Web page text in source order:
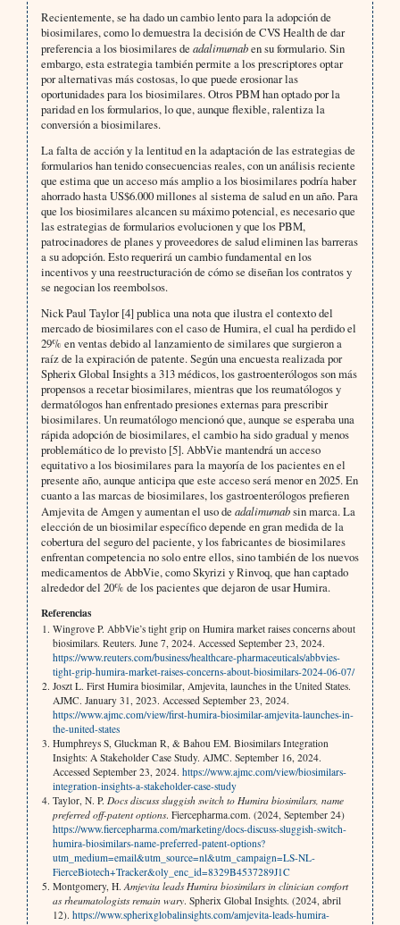
Recientemente, se ha dado un cambio lento para la adopción de
biosimilares, como lo demuestra la decisión de CVS Health de dar
preferencia a los biosimilares de adalimumaben su formulario. Sin
embargo, esta estrategia también permite a los prescriptores optar
por alternativas más costosas, lo que puede erosionar las
oportunidades para los biosimilares. Otros PBM han optado por la
paridad en los formularios, lo que, aunque flexible, ralentiza la
conversión a biosimilares.
La falta de acción y la lentitud en la adaptación de las estrategias de
formularios han tenido consecuencias reales, con un análisis reciente
que estima que un acceso más amplio a los biosimilares podría haber
ahorrado hasta US$6.000 millones al sistema de salud en un año. Para
que los biosimilares alcancen su máximo potencial, es necesario que
las estrategias de formularios evolucionen y que los PBM,
patrocinadores de planes y proveedores de salud eliminen las barreras
a su adopción. Esto requerirá un cambio fundamental en los
incentivos y una reestructuración de cómo se diseñan los contratos y
se negocian los reembolsos.
Nick Paul Taylor [4] publica una nota que ilustra el contexto del
mercado de biosimilares con el caso de Humira, el cual ha perdido el
29% en ventas debido al lanzamiento de similares que surgieron a
raíz de la expiración de patente. Según una encuesta realizada por
Spherix Global Insights a 313 médicos, los gastroenterólogos son más
propensos a recetar biosimilares, mientras que los reumatólogos y
dermatólogos han enfrentado presiones externas para prescribir
biosimilares. Un reumatólogo mencionó que, aunque se esperaba una
rápida adopción de biosimilares, el cambio ha sido gradual y menos
problemático de lo previsto [5]. AbbVie mantendrá un acceso
equitativo a los biosimilares para la mayoría de los pacientes en el
presente año, aunque anticipa que este acceso será menor en 2025. En
cuanto a las marcas de biosimilares, los gastroenterólogos prefieren
Amjevita de Amgen y aumentan el uso de adalimumabsin marca. La
elección de un biosimilar específico depende en gran medida de la
cobertura del seguro del paciente, y los fabricantes de biosimilares
enfrentan competencia no solo entre ellos, sino también de los nuevos
medicamentos de AbbVie, como Skyrizi y Rinvoq, que han captado
alrededor del 20% de los pacientes que dejaron de usar Humira.
Referencias
Wingrove P. AbbVie’s tight grip on Humira market raises concerns about
biosimilars. Reuters. June 7, 2024. Accessed September 23, 2024.
https://www.reuters.com/business/healthcare-pharmaceuticals/abbvies-
tight-grip-humira-market-raises-concerns-about-biosimilars-2024-06-07/
Joszt L. First Humira biosimilar, Amjevita, launches in the United States.
AJMC. January 31, 2023. Accessed September 23, 2024.
https://www.ajmc.com/view/first-humira-biosimilar-amjevita-launches-in-
the-united-states
Humphreys S, Gluckman R, & Bahou EM. Biosimilars Integration
Insights: A Stakeholder Case Study. AJMC. September 16, 2024.
Accessed September 23, 2024. https://www.ajmc.com/view/biosimilars-
integration-insights-a-stakeholder-case-study
Taylor, N. P. Docs discuss sluggish switch to Humira biosimilars, name
preferred off-patent options. Fiercepharma.com. (2024, September 24)
https://www.fiercepharma.com/marketing/docs-discuss-sluggish-switch-
humira-biosimilars-name-preferred-patent-options?
utm_medium=email&utm_source=nl&utm_campaign=LS-NL-
FierceBiotech+Tracker&oly_enc_id=8329B4537289J1C
Montgomery, H. Amjevita leads Humira biosimilars in clinician comfort
as rheumatologists remain wary. Spherix Global Insights. (2024, abril
12). https://www.spherixglobalinsights.com/amjevita-leads-humira-